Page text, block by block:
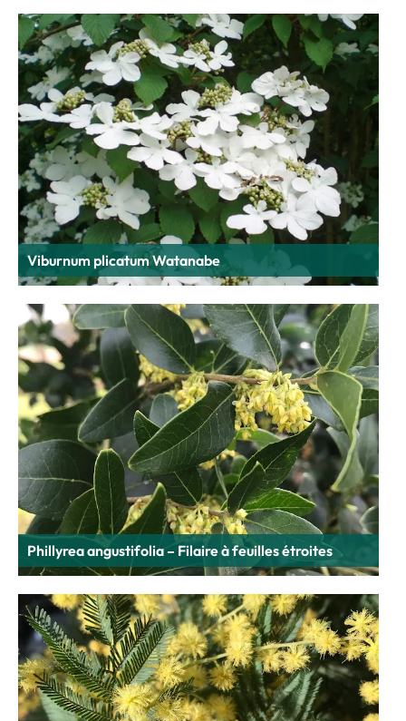
Viburnum plicatum Watanabe
Phillyrea angustifolia – Filaire à feuilles étroites